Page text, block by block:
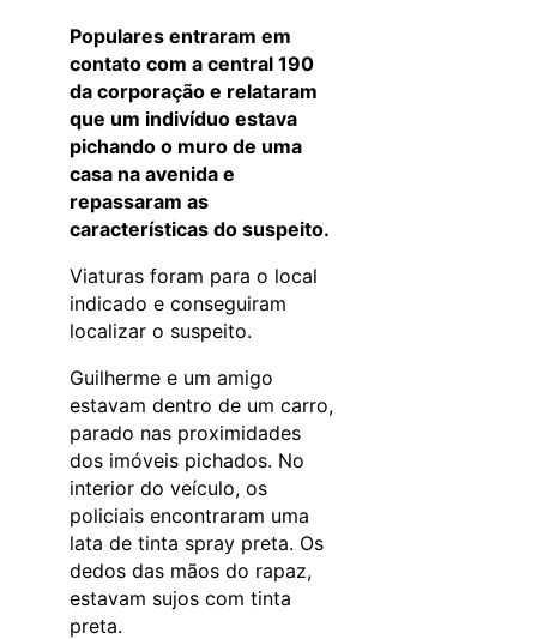
Populares entraram em
contato com a central 190
da corporação e relataram
que um indivíduo estava
pichando o muro de uma
casa na avenida e
repassaram as
características do suspeito.
Viaturas foram para o local
indicado e conseguiram
localizar o suspeito.
Guilherme e um amigo
estavam dentro de um carro,
parado nas proximidades
dos imóveis pichados. No
interior do veículo, os
policiais encontraram uma
lata de tinta spray preta. Os
dedos das mãos do rapaz,
estavam sujos com tinta
preta.